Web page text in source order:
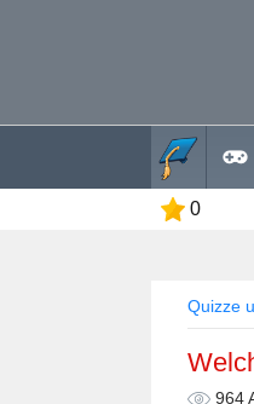
0
Quizze
964